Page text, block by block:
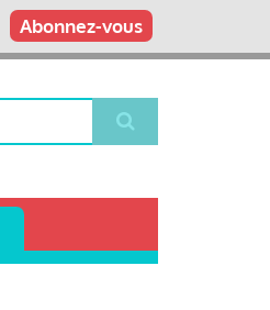
Abonnez-vous